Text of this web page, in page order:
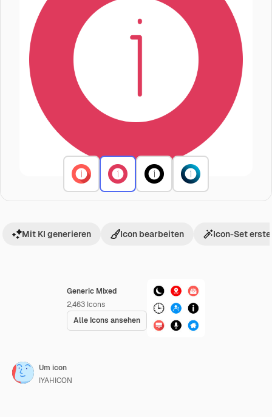
Generic Mixed
2,463 Icons
Alle Icons ansehen
Mit KI generieren Icon bearbeiten Icon-Set
Um icon
IYAHICON